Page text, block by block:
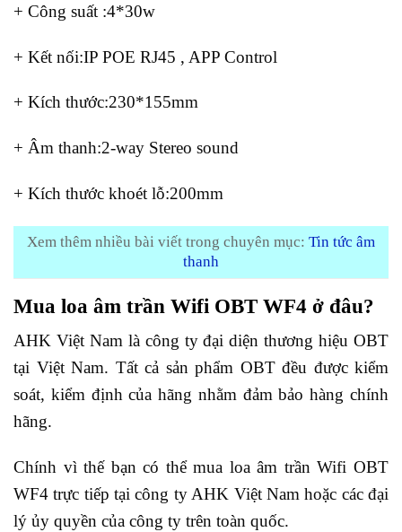
+ Công suất :4*30w
+ Kết nối:IP POE RJ45 , APP Control
+ Kích thước:230*155mm
+ Âm thanh:2-way Stereo sound
+ Kích thước khoét lỗ:200mm
Xem thêm nhiều bài viết trong chuyên mục: Tin tức âm
thanh
Mua loa âm trần Wifi OBT WF4 ở đâu?
AHK Việt Nam là công ty đại diện thương hiệu OBT
tại Việt Nam. Tất cả sản phẩm OBT đều được kiểm
soát, kiểm định của hãng nhằm đảm bảo hàng chính
hãng.
Chính vì thế bạn có thể mua loa âm trần Wifi OBT
WF4 trực tiếp tại công ty AHK Việt Nam hoặc các đại
lý ủy quyền của công ty trên toàn quốc.